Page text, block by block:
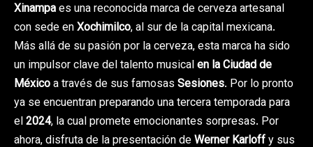
Xinampaes una reconocida marca de cerveza artesanal
con sede enXochimilco, al sur de la capital mexicana.
Más allá de su pasión por la cerveza, esta marca ha sido
un impulsor clave del talento musicalen la Ciudad de
Méxicoa través de sus famosas Sesiones. Por lo pronto
ya se encuentran preparando una tercera temporada para
el2024, la cual promete emocionantes sorpresas. Por
ahora, disfruta de la presentación deWerner Karloffy sus